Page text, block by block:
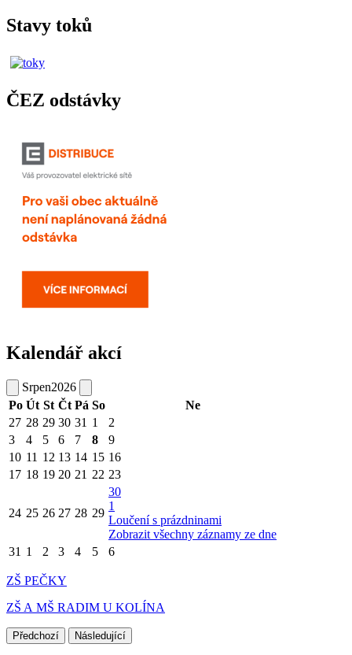
Stavy toků
ČEZ odstávky
Kalendář akcí
Srpen2026
Po Út St Čt Pá So
Ne
27 28 29 30 31 1
2
3
4 5 6 7 8
9
10 11 12 13 14 15 16
17 18 19 20 21 22 23
24 25 26 27 28 29
30
1
Loučení s prázdninami
Zobrazit všechny záznamy ze dne
31 1 2 3 4 5 6
ZŠ PEČKY
ZŠ A MŠ RADIM U KOLÍNA
Předchozí Následující